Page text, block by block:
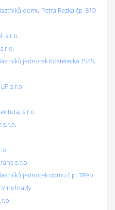
domu Petra Rezka čp. 810
s r.o.
jednotek Kostelecká 1545,
s.r.o.
s.r.o.
s.r.o.
s.r.o.
jednotek domu č.p. 789 v
Vinohrady